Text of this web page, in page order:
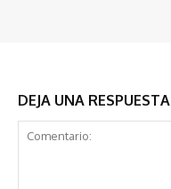
DEJA UNA RESPUESTA